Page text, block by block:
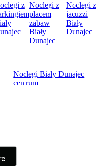
z Noclegi z
placem
zabaw
Biały
Dunajec
Noclegi z
jacuzzi
Biały
Dunajec
Noclegi Biały Dunajec
centrum